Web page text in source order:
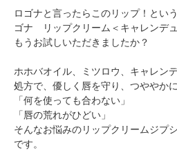
ロゴナと言ったらこのリップ！とい
ゴナ リップクリーム＜キャレンデュ
もうお試しいただきましたか？
ホホバオイル、ミツロウ、キャレン
処方で、優しく唇を守り、つややか
「何を使っても合わない」
「唇の荒れがひどい」
そんなお悩みのリップクリームジプ
です。